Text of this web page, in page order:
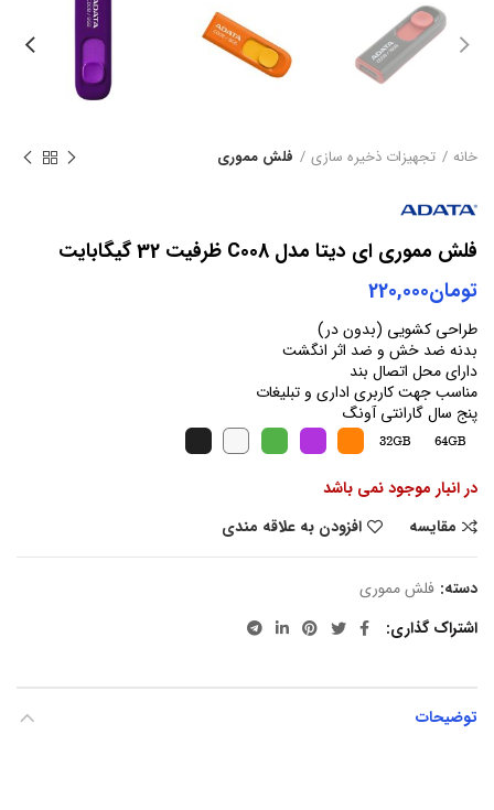
خانه تجهیزات ذخیره سازی فلش مموری
فلش مموری ای دیتا مدل C008 ظرفیت 32 گیگابایت
تومان220,000
طراحی کشویی (بدون در)
بدنه ضد خش و ضد اثر انگشت
دارای محل اتصال بند
مناسب جهت کاربری اداری و تبلیغات
پنج سال گارانتی آونگ
در انبار موجود نمی باشد
مقایسه
افزودن به علاقه مندی
دسته: فلش مموری
اشتراک گذاری
توضیحات